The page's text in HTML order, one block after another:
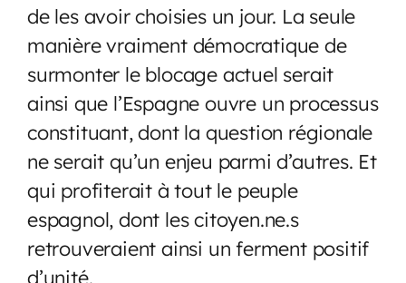
de les avoir choisies un jour. La seule
manière vraiment démocratique de
surmonter le blocage actuel serait
ainsi que l’Espagne ouvre un processus
constituant, dont la question régionale
ne serait qu’un enjeu parmi d’autres. Et
qui profiterait à tout le peuple
espagnol, dont les citoyen.ne.s
retrouveraient ainsi un ferment positif
d’unité.